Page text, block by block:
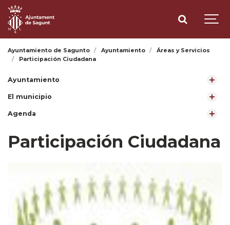
Ayuntamiento de Sagunto Ayuntamiento
Áreas y Servicios
Participación Ciudadana
Ayuntamiento
El municipio
Agenda
Participación Ciudadana